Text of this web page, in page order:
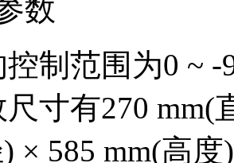
数
制范围为0 ~
寸有270 mm(
× 585 mm(高